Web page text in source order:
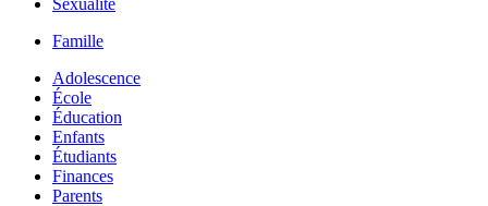
Sexualité
Famille
Adolescence
École
Éducation
Enfants
Étudiants
Finances
Parents